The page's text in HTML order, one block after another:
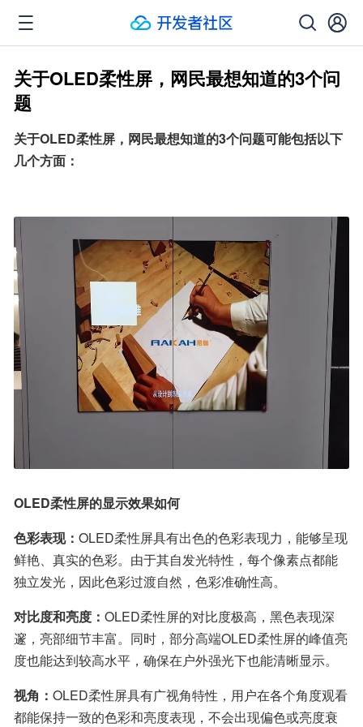
关于OLED柔性屏，网民最想知道的3个问
题
关于OLED柔性屏，网民最想知道的3个问题可能包括以下
几个方面：
OLED柔性屏的显示效果如何
色彩表现： OLED柔性屏具有出色的色彩表现力，能够呈现
鲜艳、真实的色彩。由于其自发光特性，每个像素点都能
独立发光，因此色彩过渡自然，色彩准确性高。
对比度和亮度： OLED柔性屏的对比度极高，黑色表现深
邃，亮部细节丰富。同时，部分高端OLED柔性屏的峰值亮
度也能达到较高水平，确保在户外强光下也能清晰显示。
视角： OLED柔性屏具有广视角特性，用户在各个角度观看
都能保持一致的色彩和亮度表现，不会出现偏色或亮度衰